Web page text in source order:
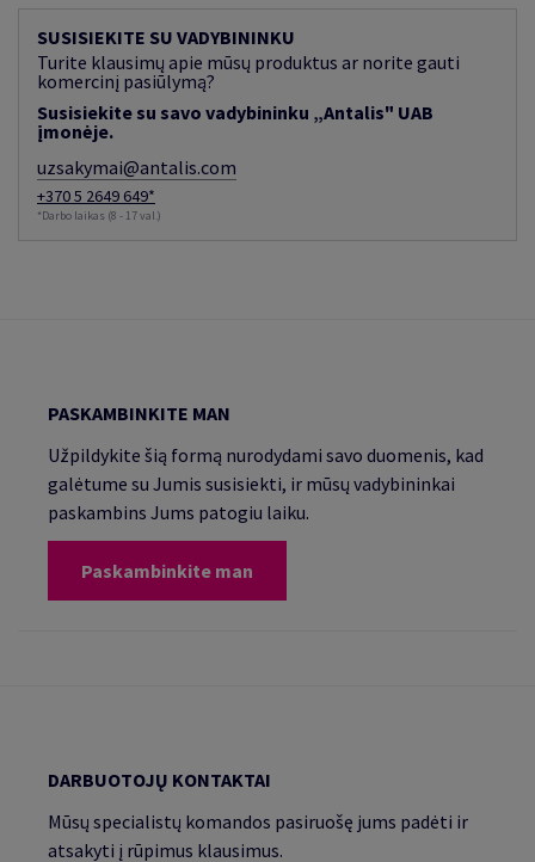
SUSISIEKITE SU VADYBININKU
Turite klausimų apie mūsų produktus ar norite gauti
komercinį pasiūlymą?
Susisiekite su savo vadybininku „Antalis" UAB
įmonėje.
uzsakymai@antalis.com
+370 5 2649 649*
*Darbo laikas (8 - 17 val.)
PASKAMBINKITE MAN
Užpildykite šią formą nurodydami savo duomenis, kad
galėtume su Jumis susisiekti, ir mūsų vadybininkai
paskambins Jums patogiu laiku.
Paskambinkite man
DARBUOTOJŲ KONTAKTAI
Mūsų specialistų komandos pasiruošę jums padėti ir
atsakyti į rūpimus klausimus.